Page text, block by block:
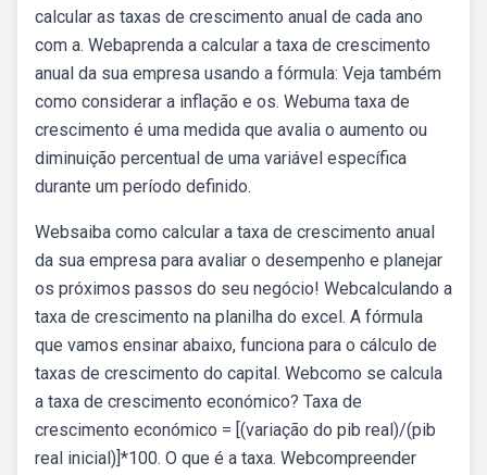
calcular as taxas de crescimento anual de cada ano
com a. Webaprenda a calcular a taxa de crescimento
anual da sua empresa usando a fórmula: Veja também
como considerar a inflação e os. Webuma taxa de
crescimento é uma medida que avalia o aumento ou
diminuição percentual de uma variável específica
durante um período definido.
Websaiba como calcular a taxa de crescimento anual
da sua empresa para avaliar o desempenho e planejar
os próximos passos do seu negócio! Webcalculando a
taxa de crescimento na planilha do excel. A fórmula
que vamos ensinar abaixo, funciona para o cálculo de
taxas de crescimento do capital. Webcomo se calcula
a taxa de crescimento económico? Taxa de
crescimento económico = [(variação do pib real)/(pib
real inicial)]*100. O que é a taxa. Webcompreender